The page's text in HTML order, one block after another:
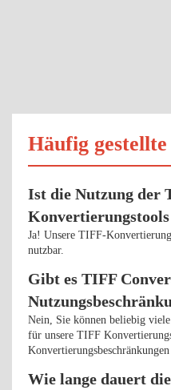
Häufig
Ist die Nutzung der
Konvertierungstools
Ja! Unsere TIFF-
nutzbar.
Gibt es TIFF
Nein, Sie können beliebig
für unsere TIFF
Wie lange dauert